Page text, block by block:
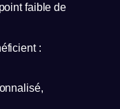
faible de
: